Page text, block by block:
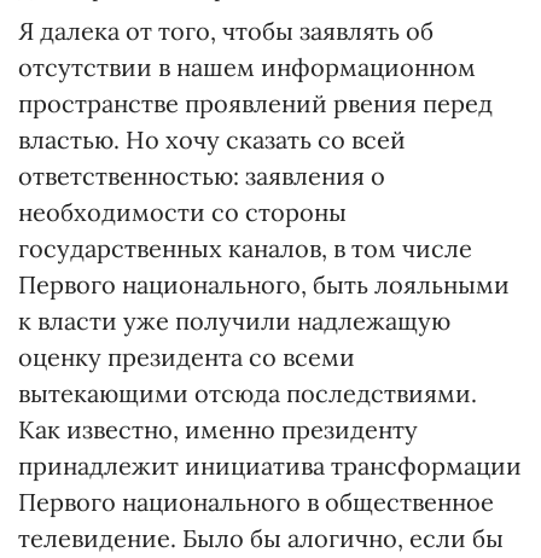
Я далека от того, чтобы заявлять об
отсутствии в нашем информационном
пространстве проявлений рвения перед
властью. Но хочу сказать со всей
ответственностью: заявления о
необходимости со стороны
государственных каналов, в том числе
Первого национального, быть лояльными
к власти уже получили надлежащую
оценку президента со всеми
вытекающими отсюда последствиями.
Как известно, именно президенту
принадлежит инициатива трансформации
Первого национального в общественное
телевидение. Было бы алогично, если бы